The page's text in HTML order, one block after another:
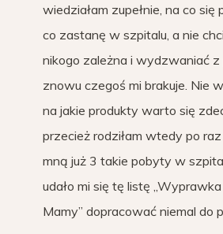
wiedziałam zupełnie, na co się
co zastanę w szpitalu, a nie
nikogo zależna i wydzwaniać z
znowu czegoś mi brakuje. Nie
na jakie produkty warto się
przecież rodziłam wtedy po
mną już 3 takie pobyty w
udało mi się tę listę
Mamy” dopracować niemal do